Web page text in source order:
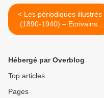
< Les périodiques illustrés
(1890-1940) – Ecrivains,
artistes, photographes ?
Hébergé par Overblog
Top articles
Pages